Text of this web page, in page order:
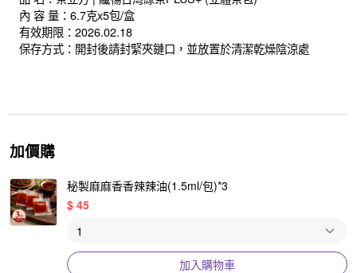
內 容 量：6.7克x5包/盒
有效期限：2026.02.18
保存方式：開封後請封緊夾鏈口，並放置於清潔乾燥陰涼處
加價購
秘製麻麻香香辣辣油(1.5ml/包)*3
$ 45
加入購物車